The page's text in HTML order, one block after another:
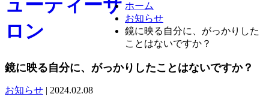
ホーム
お知らせ
鏡に映る自分に、がっかりした
ことはないですか？
鏡に映る自分に、がっかりしたことはないですか？
お知らせ | 2024.02.08